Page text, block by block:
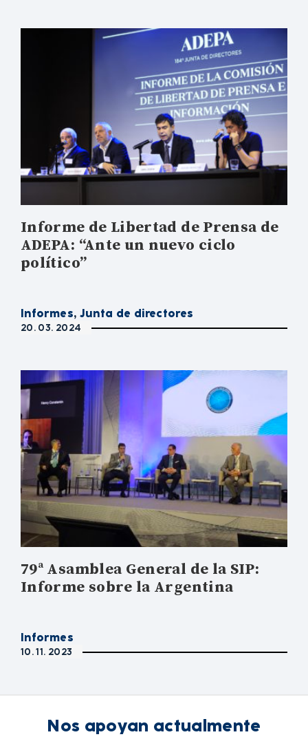
Informe de Libertad de Prensa de
ADEPA: “Ante un nuevo ciclo
político”
Informes, Junta de directores
20. 03. 2024
79ª Asamblea General de la SIP:
Informe sobre la Argentina
Informes
10. 11. 2023
Nos apoyan actualmente